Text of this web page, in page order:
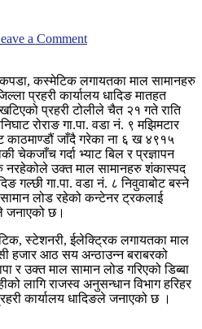
a Commenton
भन्दा
बढीका
माल
सामान
सहित
कन्टेनर
ट्रक
धादिङ
प्रहरीद्वारा
कपडा, कस्मेटिक लगायतका माल सामानहरु
प्रहरी कार्यालय धादिङ मातहत
खटिएको प्रहरी टोलीले चैत २१ गते राति
रोराङ गा.पा. वडा नं. ९ मझिमटार
काठमाण्डौं जाँदै गरेका ना ६ ख ४९१५
चेकजाँच गर्दा भ्याट बिल र प्रज्ञापन
उक्त माल सामानहरु शंकास्पद
गल्छी गा.पा. वडा नं. ८ निवुवाबोट बस्ने
लोड रहेको कन्टेनर ट्रकलाई
जनाएको छ।
स्टेशनरी, ईलेक्ट्रिक लगायतका माल
हजार आठ सय अन्ठाउन्न बराबरको
र उक्त माल सामान लोड गरिएको डिब्बा
लागि राजस्व अनुसन्धान विभाग हरिहर
कार्यालय धादिङले जनाएको छ ।